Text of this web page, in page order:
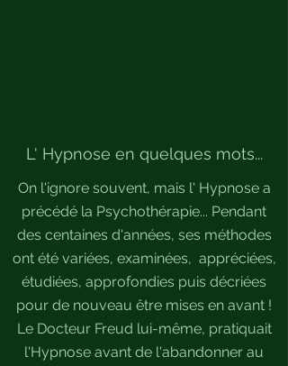
L' Hypnose en quelques mots...
On l'ignore souvent, mais l' Hypnose a
précédé la Psychothérapie... Pendant
des centaines d'années, ses méthodes
ont été variées, examinées, appréciées,
étudiées, approfondies puis décriées
pour de nouveau être mises en avant !
Le Docteur Freud lui-même, pratiquait
l'Hypnose avant de l'abandonner au